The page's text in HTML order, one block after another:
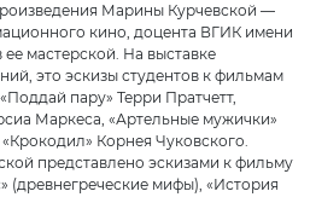
Марины Курчевской —
кино, доцента ВГИК имени
мастерской. На выставке
это эскизы студентов к фильмам
пару» Терри Пратчетт,
Маркеса, «Артельные мужички»
Корнея Чуковского.
представлено эскизами к фильму
(древнегреческие мифы), «История